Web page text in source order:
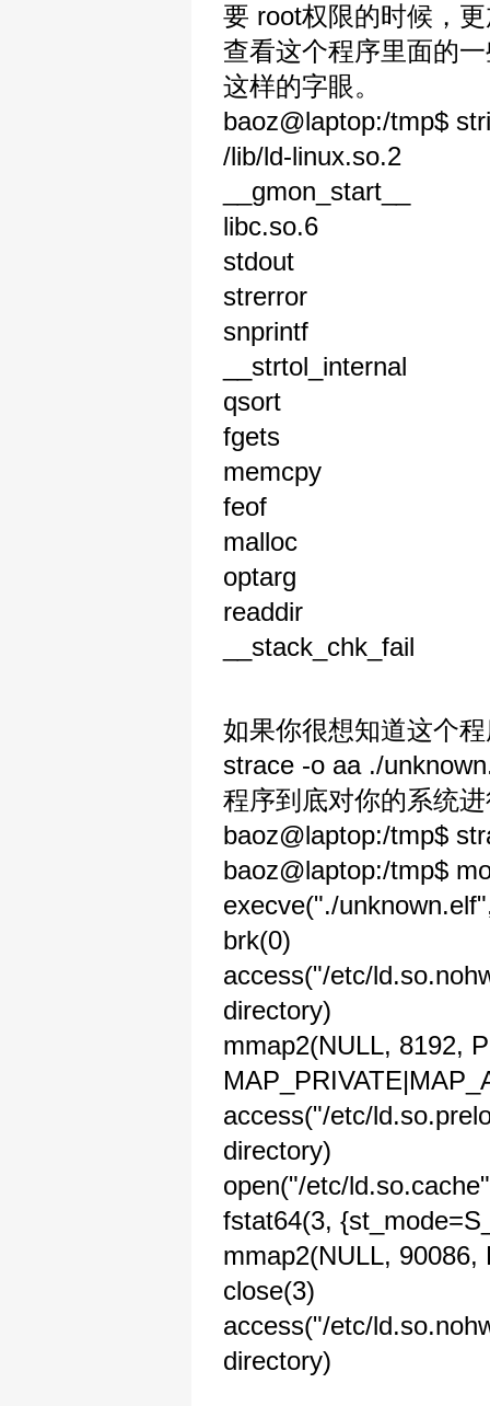
要 root权限的时候
查看这个程序里面的
这样的字眼。
baoz@laptop:/tmp$
/lib/ld-linux.so.2
__gmon_start__
libc.so.6
stdout
strerror
snprintf
__strtol_internal
qsort
fgets
memcpy
feof
malloc
optarg
readdir
__stack_chk_fail
如果你很想知道这个
strace -o aa ./
程序到底对你的系统
baoz@laptop:/tmp$
baoz@laptop:/tmp$
execve("./
brk(0) =
access("/etc/
directory)
mmap2(NULL, 8192,
access("/etc/
directory)
open("/etc/
fstat64(3,
mmap2(NULL,
close(3)
access("/etc/
directory)